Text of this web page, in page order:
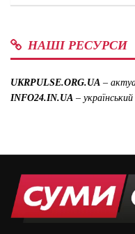
НАШІ РЕСУРСИ
UKRPULSE.ORG.UA –
INFO24.IN.UA –